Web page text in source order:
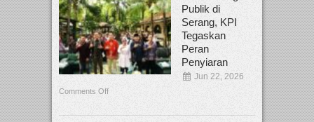
Publik di
Serang, KPI
Tegaskan
Peran
Penyiaran
Jun 22, 2026
Comments Off